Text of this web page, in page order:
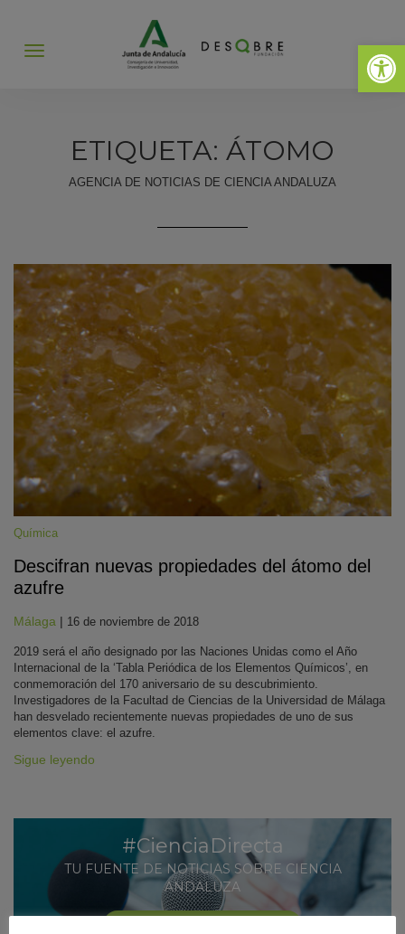
Abrir
Abrir
ETIQUETA: ÁTOMO
AGENCIA DE NOTICIAS DE CIENCIA ANDALUZA
Química
Descifran nuevas propiedades del átomo del
azufre
Málaga | 16 de noviembre de 2018
2019 será el año designado por las Naciones Unidas como el Año
Internacional de la ‘Tabla Periódica de los Elementos Químicos’, en
conmemoración del 170 aniversario de su descubrimiento.
Investigadores de la Facultad de Ciencias de la Universidad de Málaga
han desvelado recientemente nuevas propiedades de uno de sus
elementos clave: el azufre.
Sigue leyendo
#CienciaDirecta
TU FUENTE DE NOTICIAS SOBRE CIENCIA
ANDALUZA